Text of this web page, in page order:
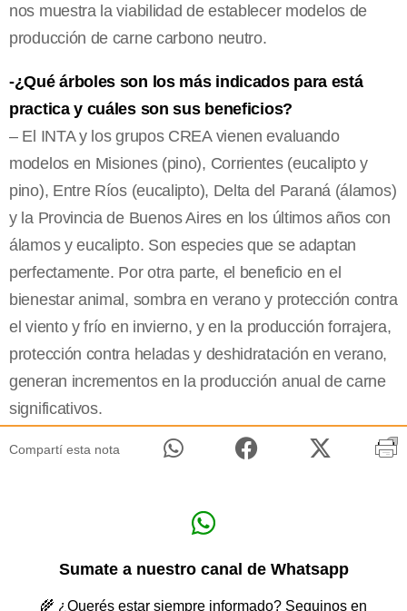
nos muestra la viabilidad de establecer modelos de
producción de carne carbono neutro.
-¿Qué árboles son los más indicados para está
practica y cuáles son sus beneficios?
– El INTA y los grupos CREA vienen evaluando
modelos en Misiones (pino), Corrientes (eucalipto y
pino), Entre Ríos (eucalipto), Delta del Paraná (álamos)
y la Provincia de Buenos Aires en los últimos años con
álamos y eucalipto. Son especies que se adaptan
perfectamente. Por otra parte, el beneficio en el
bienestar animal, sombra en verano y protección contra
el viento y frío en invierno, y en la producción forrajera,
protección contra heladas y deshidratación en verano,
generan incrementos en la producción anual de carne
significativos.
Compartí esta nota
Sumate a nuestro canal de Whatsapp
🌾 ¿Querés estar siempre informado? Seguinos en